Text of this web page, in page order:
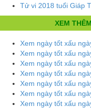
Tử vi 2018 tuổi Giáp
XEM
Xem ngày tốt xấu
Xem ngày tốt xấu
Xem ngày tốt xấu
Xem ngày tốt xấu
Xem ngày tốt xấu
Xem ngày tốt xấu
Xem ngày tốt xấu